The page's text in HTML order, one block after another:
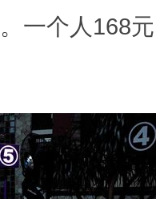
个人168元